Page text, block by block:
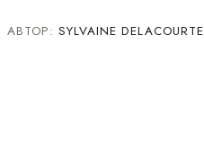
АВТОР: SYLVAINE DELACOURTE